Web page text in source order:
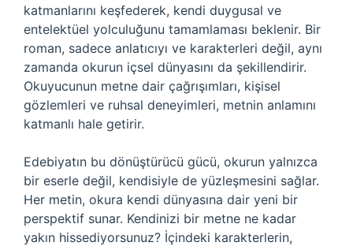
katmanlarını keşfederek, kendi duygusal ve
entelektüel yolculuğunu tamamlaması beklenir. Bir
roman, sadece anlatıcıyı ve karakterleri değil, aynı
zamanda okurun içsel dünyasını da şekillendirir.
Okuyucunun metne dair çağrışımları, kişisel
gözlemleri ve ruhsal deneyimleri, metnin anlamını
katmanlı hale getirir.
Edebiyatın bu dönüştürücü gücü, okurun yalnızca
bir eserle değil, kendisiyle de yüzleşmesini sağlar.
Her metin, okura kendi dünyasına dair yeni bir
perspektif sunar. Kendinizi bir metne ne kadar
yakın hissediyorsunuz? İçindeki karakterlerin,